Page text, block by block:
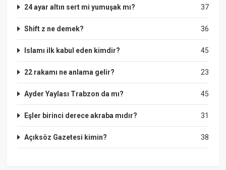
37
24 ayar altın sert mi yumuşak mı?
36
Shift z ne demek?
45
Islamı ilk kabul eden kimdir?
23
22 rakamı ne anlama gelir?
45
Ayder Yaylası Trabzon da mı?
31
Eşler birinci derece akraba mıdır?
38
Açıksöz Gazetesi kimin?